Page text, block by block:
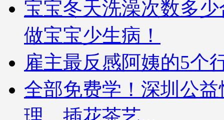
宝宝冬天洗澡次数多
做宝宝少生病！
雇主最反感阿姨的5个
全部免费学！深圳公